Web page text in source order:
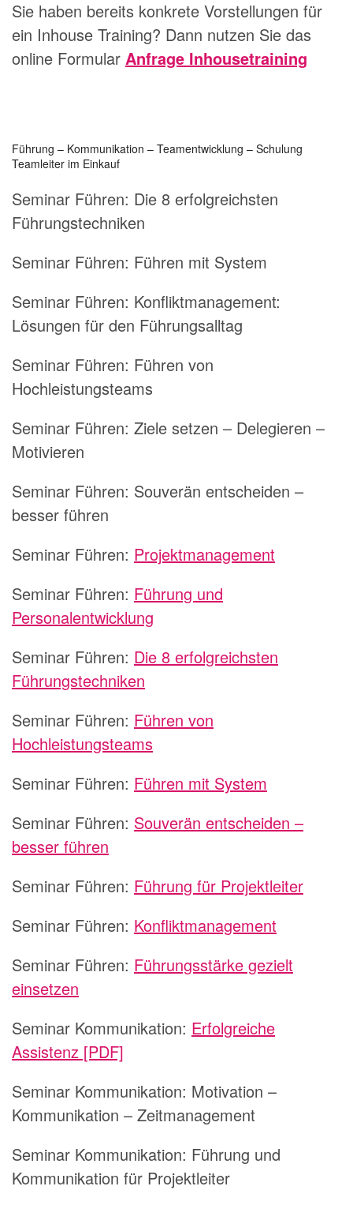
Sie haben bereits konkrete Vorstellungen für
ein Inhouse Training? Dann nutzen Sie das
online Formular Anfrage Inhousetraining
Führung – Kommunikation – Teamentwicklung – Schulung
Teamleiter im Einkauf
Seminar Führen: Die 8 erfolgreichsten
Führungstechniken
Seminar Führen: Führen mit System
Seminar Führen: Konfliktmanagement:
Lösungen für den Führungsalltag
Seminar Führen: Führen von
Hochleistungsteams
Seminar Führen: Ziele setzen – Delegieren –
Motivieren
Seminar Führen: Souverän entscheiden –
besser führen
Seminar Führen: Projektmanagement
Seminar Führen: Führung und
Personalentwicklung
Seminar Führen: Die 8 erfolgreichsten
Führungstechniken
Seminar Führen: Führen von
Hochleistungsteams
Seminar Führen: Führen mit System
Seminar Führen: Souverän entscheiden –
besser führen
Seminar Führen: Führung für Projektleiter
Seminar Führen: Konfliktmanagement
Seminar Führen: Führungsstärke gezielt
einsetzen
Seminar Kommunikation: Erfolgreiche
Assistenz [PDF]
Seminar Kommunikation: Motivation –
Kommunikation – Zeitmanagement
Seminar Kommunikation: Führung und
Kommunikation für Projektleiter